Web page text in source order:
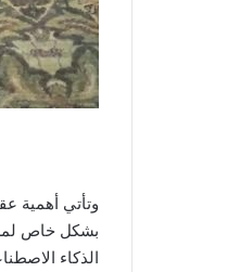
وتأتي أهمية
بشكل خاص
الذكاء